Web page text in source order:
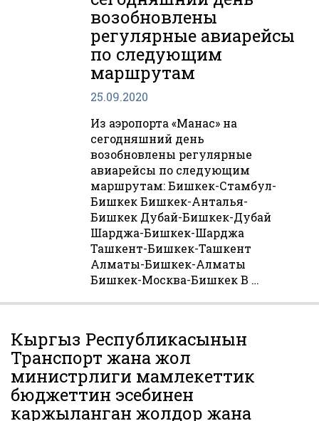
возобновлены
регулярные авиарейсы
по следующим
маршрутам
25.09.2020
Из аэропорта «Манас» на
сегодняшний день
возобновлены регулярные
авиарейсы по следующим
маршрутам: Бишкек-Стамбул-
Бишкек Бишкек-Анталья-
Бишкек Дубай-Бишкек-Дубай
Шарджа-Бишкек-Шарджа
Ташкент-Бишкек-Ташкент
Алматы-Бишкек-Алматы
Бишкек-Москва-Бишкек В …
Кыргыз Республикасынын
Транспорт жана жол
министрлиги мамлекеттик
бюджеттин эсебинен
каржыланган жолдор жана